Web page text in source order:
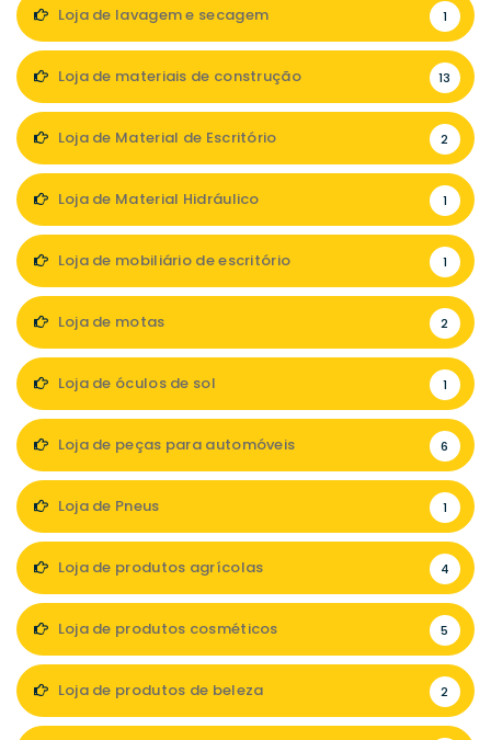
Loja de lavagem e secagem 1
Loja de materiais de construção 13
Loja de Material de Escritório 2
Loja de Material Hidráulico 1
Loja de mobiliário de escritório 1
Loja de motas 2
Loja de óculos de sol 1
Loja de peças para automóveis 6
Loja de Pneus 1
Loja de produtos agrícolas 4
Loja de produtos cosméticos 5
Loja de produtos de beleza 2